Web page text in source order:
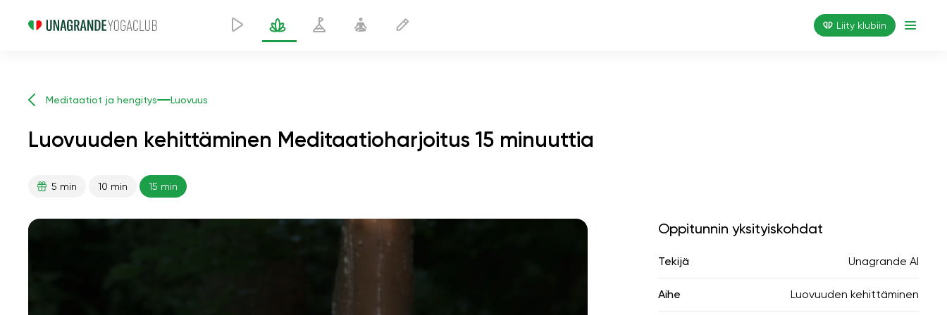
Liity klubiin
Meditaatiot ja hengitys Luovuus
Luovuuden kehittäminen Meditaatioharjoitus 15 minuuttia
5 min 10 min 15 min
sisäinen rauha
Oppitunnin yksityiskohdat
Tekijä Unagrande AI
Aihe Luovuuden kehittäminen